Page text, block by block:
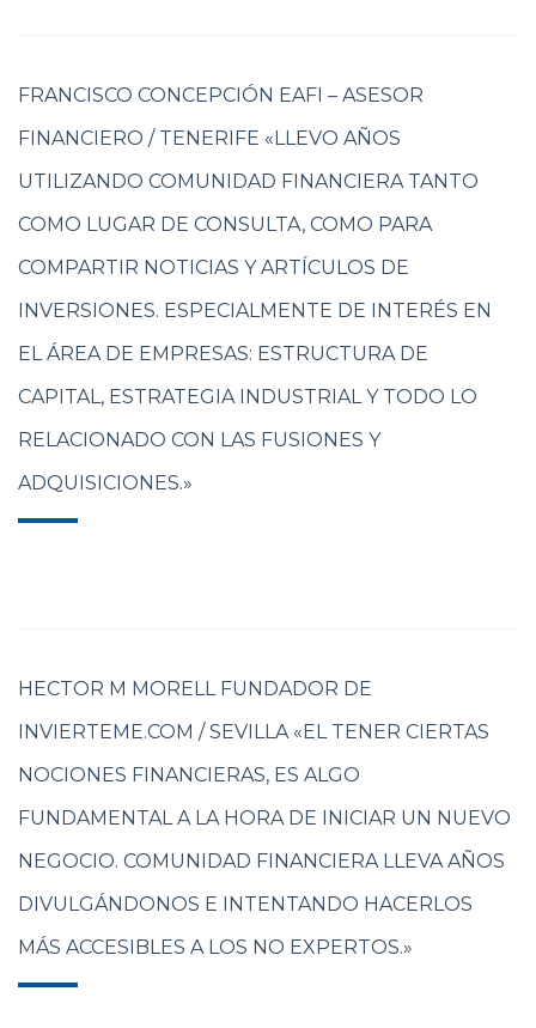
FRANCISCO CONCEPCIÓN EAFI – ASESOR
FINANCIERO / TENERIFE «LLEVO AÑOS
UTILIZANDO COMUNIDAD FINANCIERA TANTO
COMO LUGAR DE CONSULTA, COMO PARA
COMPARTIR NOTICIAS Y ARTÍCULOS DE
INVERSIONES. ESPECIALMENTE DE INTERÉS EN
EL ÁREA DE EMPRESAS: ESTRUCTURA DE
CAPITAL, ESTRATEGIA INDUSTRIAL Y TODO LO
RELACIONADO CON LAS FUSIONES Y
ADQUISICIONES.»
HECTOR M MORELL FUNDADOR DE
INVIERTEME.COM / SEVILLA «EL TENER CIERTAS
NOCIONES FINANCIERAS, ES ALGO
FUNDAMENTAL A LA HORA DE INICIAR UN NUEVO
NEGOCIO. COMUNIDAD FINANCIERA LLEVA AÑOS
DIVULGÁNDONOS E INTENTANDO HACERLOS
MÁS ACCESIBLES A LOS NO EXPERTOS.»